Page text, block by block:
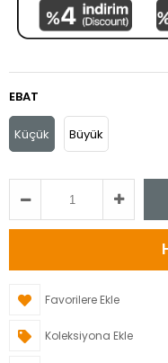
EBAT
Küçük Büyük
Favorilere Ekle
Koleksiyona Ekle